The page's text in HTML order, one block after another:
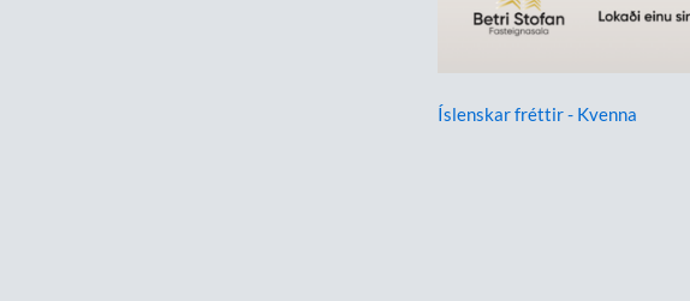
Íslenskar fréttir - Kvenna